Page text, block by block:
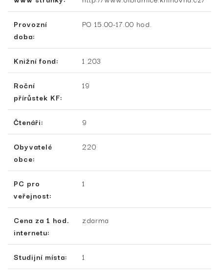
Provozní
doba:
PO 15.00-17.00 hod.
Knižní fond: 1 203
Roční
přírůstek KF:
19
Čtenáři: 9
Obyvatelé
obce:
220
PC pro
veřejnost:
1
Cena za 1 hod.
internetu:
zdarma
Studijní místa: 1